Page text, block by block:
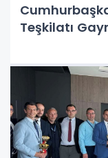
Teşkilatı